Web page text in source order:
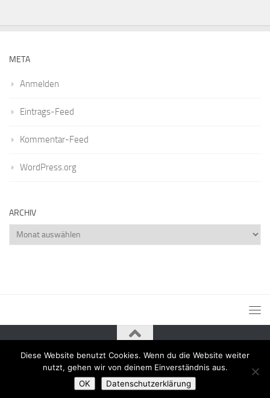
META
Anmelden
Eintrags-Feed
Kommentar-Feed
WordPress.org
ARCHIV
Archiv
Powered by - Entworfen mit dem Zu Hueman Pro wechseln
Diese Website benutzt Cookies. Wenn du die Website weiter
nutzt, gehen wir von deinem Einverständnis aus.
OK
Datenschutzerklärung